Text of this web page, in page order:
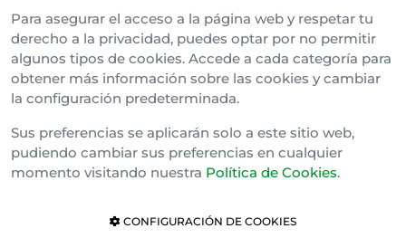
Gipuzko Buru Batzar
Ipar Buru Batzar
Napar Buru Batzar
Para asegurar el acceso a la página web y respetar tu
derecho a la privacidad, puedes optar por no permitir
algunos tipos de cookies. Accede a cada categoría para
obtener más información sobre las cookies y cambiar
la configuración predeterminada.
Sus preferencias se aplicarán solo a este sitio web,
pudiendo cambiar sus preferencias en cualquier
momento visitando nuestra Política de Cookies.
CONFIGURACIÓN DE COOKIES